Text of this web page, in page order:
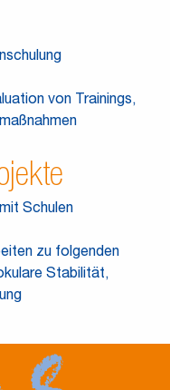
von Trainings,
Schulen
zu folgenden
Stabilität,